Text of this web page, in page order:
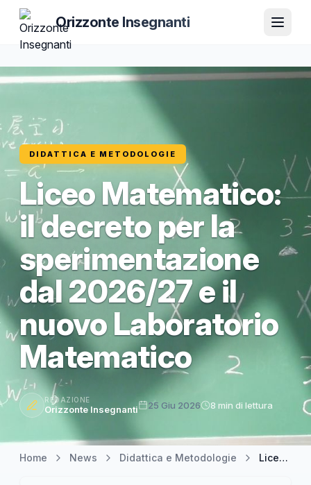
Orizzonte Insegnanti
DIDATTICA E METODOLOGIE
Liceo Matematico:
il decreto per la
sperimentazione
dal 2026/27 e il
nuovo Laboratorio
Matematico
REDAZIONE
Orizzonte Insegnanti 25 Giu 2026 8 min di lettura
Home News Didattica e Metodologie Liceo Matematico: il decreto per la sperimentazione dal 2026/27 e il nuovo Laboratorio Matematico